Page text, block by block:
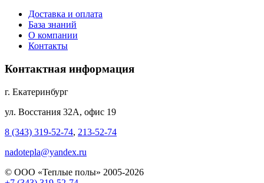
Доставка и оплата
База знаний
О компании
Контакты
Контактная информация
г. Екатеринбург
ул. Восстания 32А, офис 19
8 (343) 319-52-74, 213-52-74
nadotepla@yandex.ru
© ООО «Теплые полы» 2005-2026